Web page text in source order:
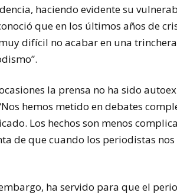
haciendo evidente su
que en los últimos años de
difícil no acabar en una
la prensa no ha sido
hemos metido en debates
Los hechos son menos
de que cuando los periodistas
ha servido para que el